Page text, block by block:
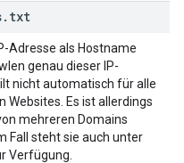
. txt
Adresse als Hostname
genau dieser IP-
nicht automatisch für alle
Websites. Es ist allerdings
mehreren Domains
Fall steht sie auch unter
Verfügung.